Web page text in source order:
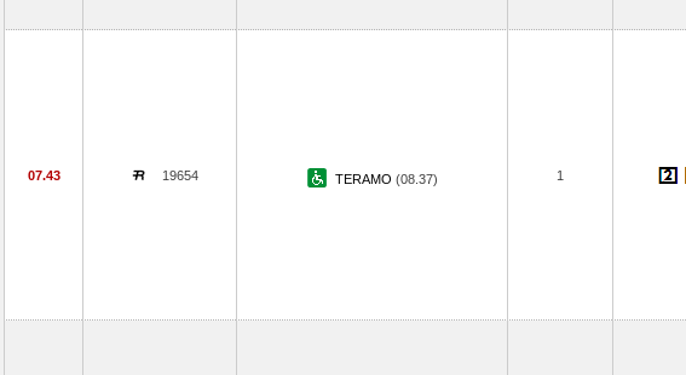
07.43 19654 TERAMO (08.37) 1